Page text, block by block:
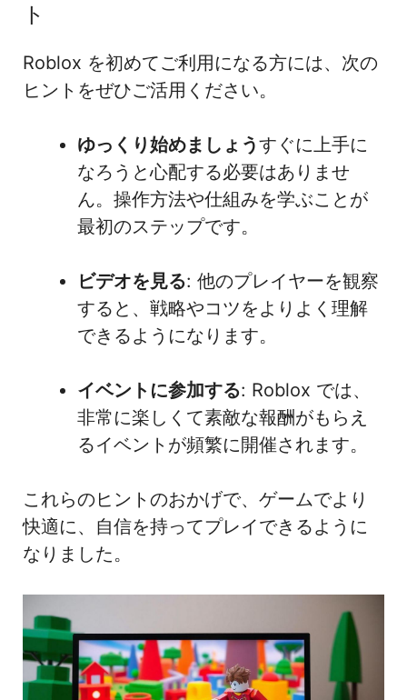
ト
Roblox を初めてご利用になる方には、次の
ヒントをぜひご活用ください。
ゆっくり始めましょうすぐに上手に
なろうと心配する必要はありませ
ん。操作方法や仕組みを学ぶことが
最初のステップです。
ビデオを見る: 他のプレイヤーを観察
すると、戦略やコツをよりよく理解
できるようになります。
イベントに参加する: Roblox では、
非常に楽しくて素敵な報酬がもらえ
るイベントが頻繁に開催されます。
これらのヒントのおかげで、ゲームでより
快適に、自信を持ってプレイできるように
なりました。